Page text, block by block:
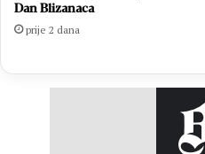
Dan Blizanaca
prije 2 dana